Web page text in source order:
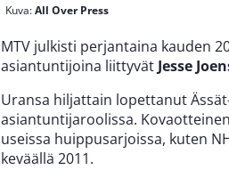
Kuva:All Over Press
MTV julkisti perjantaina kauden
asiantuntijoina liittyvät Jesse
Uransa hiljattain lopettanut
asiantuntijaroolissa.
useissa huippusarjoissa, kuten
keväällä 2011.